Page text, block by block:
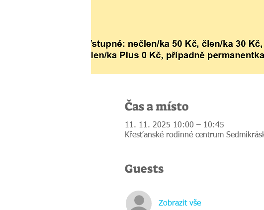
Čas a místo
11. 11. 2025 10:00 – 10:45
Křesťanské rodinné centrum
Guests
Zobrazit vše